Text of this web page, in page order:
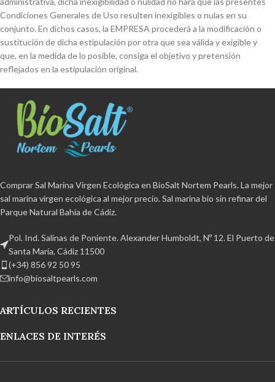
Condiciones Generales de Uso resulten inexigibles o nulas en su
conjunto. En dichos casos, la EMPRESA procederá a la modificación o
sustitución de dicha estipulación por otra que sea válida y exigible y
que, en la medida de lo posible, consiga el objetivo y pretensión
reflejados en la estipulación original.
Comprar Sal Marina Virgen Ecológica en BioSalt Nortem Pearls. La mejor
sal marina virgen ecológica al mejor precio. Sal marina bio sin refinar del
Parque Natural Bahía de Cádiz.
Pol. Ind. Salinas de Poniente. Alexander Humboldt, Nº 12. El Puerto de
Santa María, Cádiz 11500
(+34) 856 92 50 95
info@biosaltpearls.com
ARTÍCULOS RECIENTES
ENLACES DE INTERÉS